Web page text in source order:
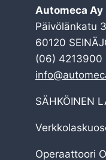
Automeca Ay
Päivölänkatu
60120
(06) 4213900
SÄHKÖINEN
Operaattoori